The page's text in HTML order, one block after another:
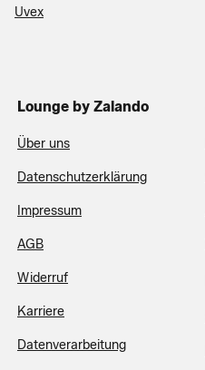
Uvex
Lounge by Zalando
Über uns
Datenschutzerklärung
Impressum
AGB
Widerruf
Karriere
Datenverarbeitung